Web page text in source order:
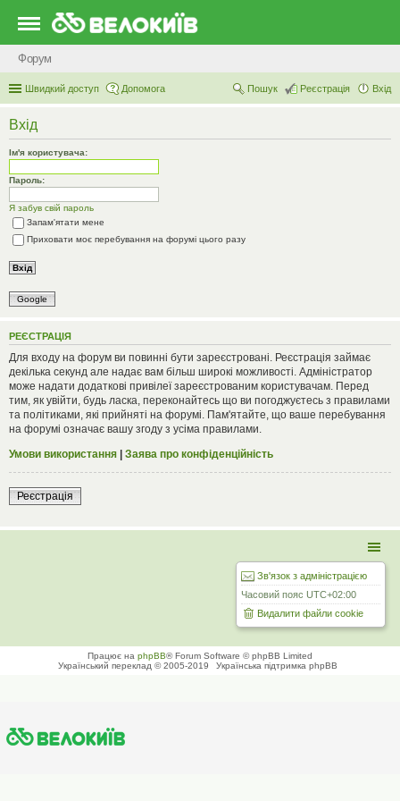
Форум
Швидкий доступ Допомога Вхід
Реєстрація
Пошук
Вхід
Ім'я користувача:
Пароль:
Я забув свій пароль
Запам'ятати мене
Приховати моє перебування на форумі цього разу
Google
РЕЄСТРАЦІЯ
Для входу на форум ви повинні бути зареєстровані. Реєстрація займає
декілька секунд але надає вам більш широкі можливості. Адміністратор
може надати додаткові привілеї зареєстрованим користувачам. Перед
тим, як увійти, будь ласка, переконайтесь що ви погоджуєтесь з правилами
та політиками, які прийняті на форумі. Пам'ятайте, що ваше перебування
на форумі означає вашу згоду з усіма правилами.
Умови використання | Заява про конфіденційність
Реєстрація
Зв'язок з адміністрацією
Часовий пояс UTC+02:00
Видалити файли cookie
Працює на phpBB® Forum Software © phpBB Limited
Український переклад © 2005-2019
Українська підтримка phpBB